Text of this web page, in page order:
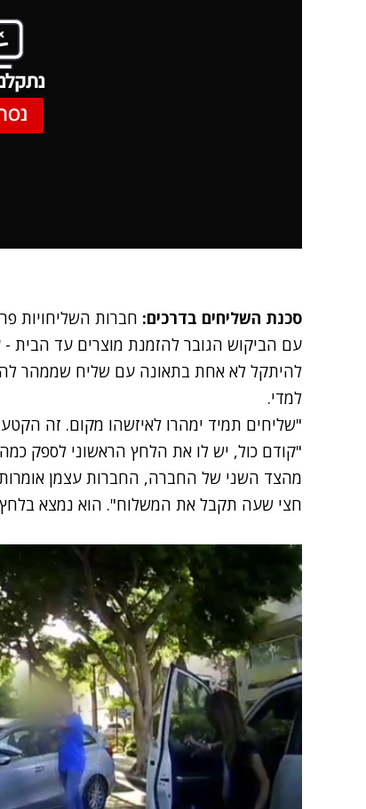
סכנת השליחים בדרכים: חברות השליחויות
עם הביקוש הגובר להזמנת מוצרים עד הבית
להיתקל לא אחת בתאונה עם שליח שממהר
למדי.
"שליחים תמיד ימהרו לאיזשהו מקום. זה
"קודם כול, יש לו את הלחץ הראשוני לספק
מהצד השני של החברה, החברות עצמן
חצי שעה תקבל את המשלוח". הוא נמצא בלחץ